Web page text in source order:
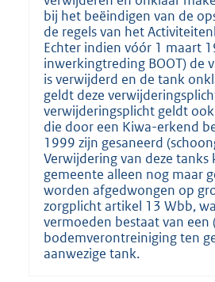
bij het beëindigen van de
de regels van het
Echter indien vóór 1 maart
inwerkingtreding BOOT) de
is verwijderd en de tank
geldt deze
verwijderingsplicht geldt
die door een Kiwa-erkend
1999 zijn gesaneerd
Verwijdering van deze tanks
gemeente alleen nog maar
worden afgedwongen op
zorgplicht artikel 13 Wbb,
vermoeden bestaat van een
bodemverontreiniging ten
aanwezige tank.